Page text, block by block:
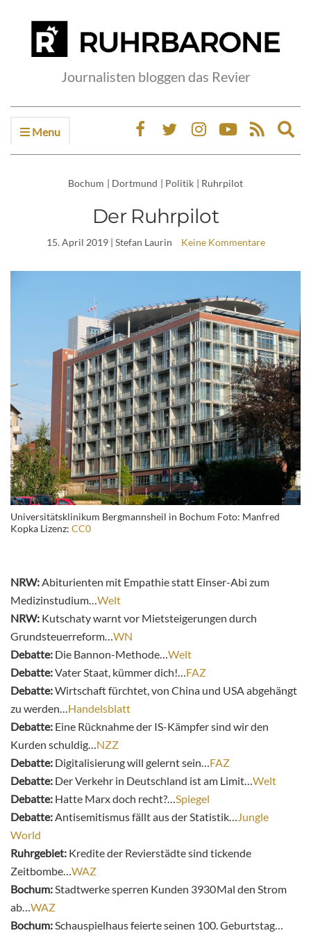
Journalisten bloggen das Revier
Menu
Bochum | Dortmund | Politik | Ruhrpilot
Der Ruhrpilot
15. April 2019| Stefan Laurin Keine Kommentare
Universitätsklinikum Bergmannsheil in Bochum Foto: Manfred
Kopka Lizenz: CC0
NRW:Abiturienten mit Empathie statt Einser-Abi zum
Medizinstudium…Welt
NRW: Kutschaty warnt vor Mietsteigerungen durch
Grundsteuerreform…WN
Debatte: Die Bannon-Methode…Welt
Debatte:Vater Staat, kümmer dich!…FAZ
Debatte:Wirtschaft fürchtet, von China und USA abgehängt
zu werden…Handelsblatt
Debatte: Eine Rücknahme der IS-Kämpfer sind wir den
Kurden schuldig…NZZ
Debatte: Digitalisierung will gelernt sein…FAZ
Debatte: Der Verkehr in Deutschland ist am Limit…Welt
Debatte: Hatte Marx doch recht?…Spiegel
Debatte:Antisemitismus fällt aus der Statistik…Jungle
World
Ruhrgebiet: Kredite der Revierstädte sind tickende
Zeitbombe…WAZ
Bochum:Stadtwerke sperren Kunden 3930 Mal den Strom
ab…WAZ
Bochum:Schauspielhaus feierte seinen 100. Geburtstag…